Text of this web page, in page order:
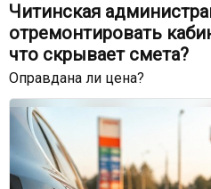
Читинская
отремонтировать
что скрывает смета?
Оправдана ли цена?